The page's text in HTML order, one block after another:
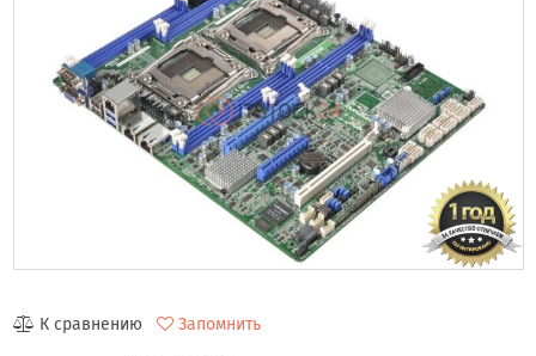
К сравнению Запомнить